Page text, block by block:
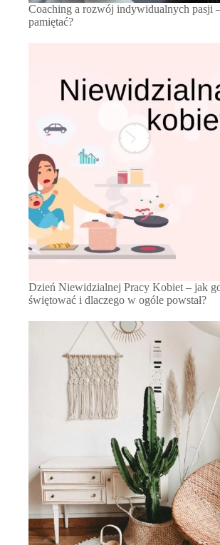
Coaching a rozwój indywidualnych pasji
pamiętać?
Dzień Niewidzialnej Pracy Kobiet – jak
świętować i dlaczego w ogóle powstał?